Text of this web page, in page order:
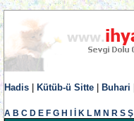
Hadis Kütüb-ü Sitte Buhari
A B C D E F G H K L M N R S Ş